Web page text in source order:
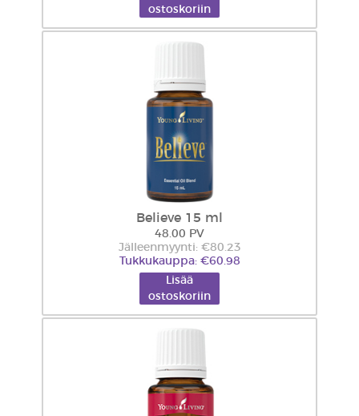
ostoskoriin
Believe 15 ml
48.00 PV
Jälleenmyynti: €80.23
Tukkukauppa: €60.98
Lisää
ostoskoriin